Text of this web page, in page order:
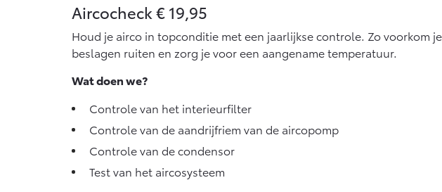
Aircocheck € 19,95
Houd je airco in topconditie met een jaarlijkse controle. Zo voorkom je
beslagen ruiten en zorg je voor een aangename temperatuur.
Wat doen we?
Controle van het interieurfilter
Controle van de aandrijfriem van de aircopomp
Controle van de condensor
Test van het aircosysteem